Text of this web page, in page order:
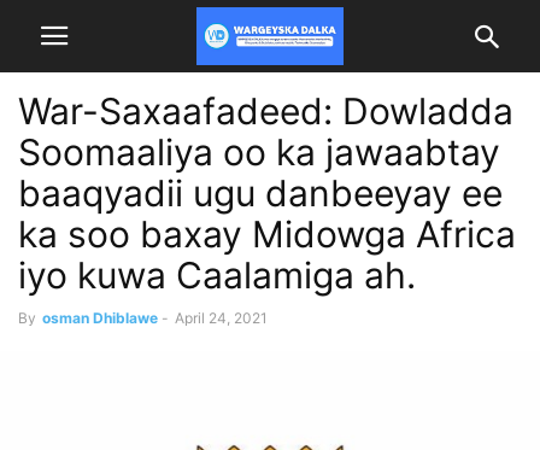
War-Saxaafadeed: Dowladda
Soomaaliya oo ka jawaabtay
baaqyadii ugu danbeeyay ee
ka soo baxay Midowga Africa
iyo kuwa Caalamiga ah.
By osman Dhiblawe - April 24, 2021